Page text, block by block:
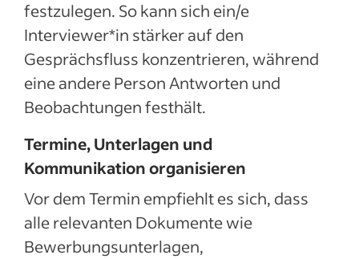
festzulegen. So kann sich ein/e
Interviewer*in stärker auf den
Gesprächsfluss konzentrieren, während
eine andere Person Antworten und
Beobachtungen festhält.
Termine, Unterlagen und
Kommunikation organisieren
Vor dem Termin empfiehlt es sich, dass
alle relevanten Dokumente wie
Bewerbungsunterlagen,